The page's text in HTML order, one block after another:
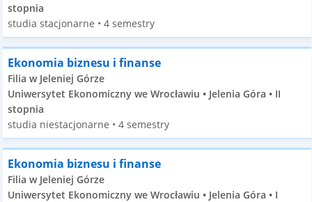
stopnia
studia stacjonarne • 4 semestry
Ekonomia biznesu i finanse
Filia w Jeleniej Górze
Uniwersytet Ekonomiczny we Wrocławiu • Jelenia Góra • II
stopnia
studia niestacjonarne • 4 semestry
Ekonomia biznesu i finanse
Filia w Jeleniej Górze
Uniwersytet Ekonomiczny we Wrocławiu • Jelenia Góra • I